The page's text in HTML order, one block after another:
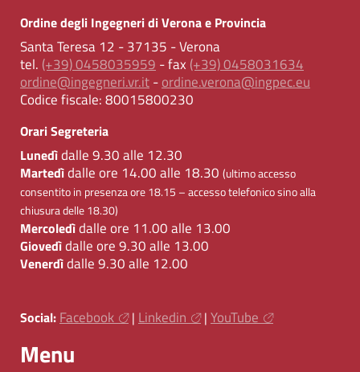
Ordine degli Ingegneri di Verona e Provincia
Santa Teresa 12 - 37135 - Verona
tel. (+39) 0458035959 - fax (+39) 0458031634
ordine@ingegneri.vr.it-ordine.verona@ingpec.eu
Codice fiscale:80015800230
Orari Segreteria
Lunedìdalle 9.30 alle 12.30
Martedìdalle ore 14.00 alle 18.30 (ultimo accesso
consentito in presenza ore 18.15 – accesso telefonico sino alla
chiusura delle 18.30)
Mercoledìdalle ore 11.00 alle 13.00
Giovedìdalle ore 9.30 alle 13.00
Venerdìdalle 9.30 alle 12.00
Social: Facebook | Linkedin | YouTube
Menu